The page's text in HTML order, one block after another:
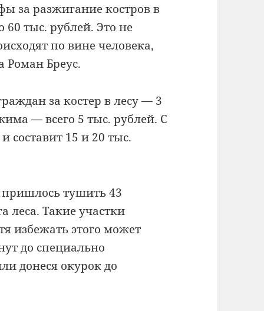
за разжигание костров в
тыс. рублей. Это не
по вине человека,
Роман Бреус.
за костер в лесу — 3
— всего 5 тыс. рублей. С
составит 15 и 20 тыс.
тушить 43
леса. Такие участки
избежать этого может
до специально
донеся окурок до